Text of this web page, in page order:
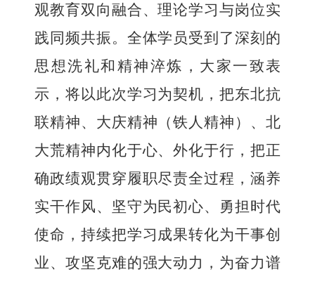
观教育双向融合、理论学习与岗位实
践同频共振。全体学员受到了深刻的
思想洗礼和精神淬炼，大家一致表
示，将以此次学习为契机，把东北抗
联精神、大庆精神（铁人精神）、北
大荒精神内化于心、外化于行，把正
确政绩观贯穿履职尽责全过程，涵养
实干作风、坚守为民初心、勇担时代
使命，持续把学习成果转化为干事创
业、攻坚克难的强大动力，为奋力谱